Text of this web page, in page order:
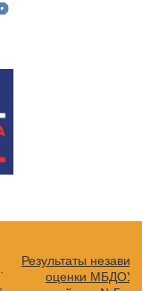
Результаты
оценки МБДОУ -